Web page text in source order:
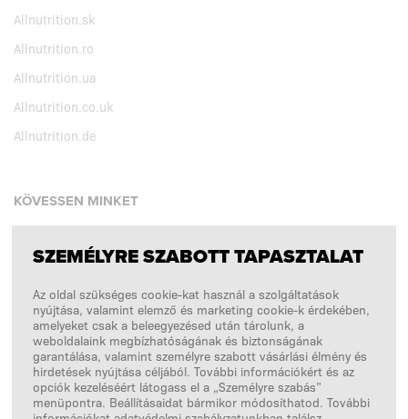
Allnutrition.sk
Allnutrition.ro
Allnutrition.ua
Allnutrition.co.uk
Allnutrition.de
KÖVESSEN MINKET
Facebook
Instagram
Copyright © 2026SFD S. A.
A FIZETÉSEKET FELDOLGOZZA
SZEMÉLYRE SZABOTT TAPASZTALAT
Az oldal szükséges cookie-kat használ a szolgáltatások
nyújtása, valamint elemző és marketing cookie-k érdekében,
amelyeket csak a beleegyezésed után tárolunk, a
weboldalaink megbízhatóságának és biztonságának
garantálása, valamint személyre szabott vásárlási élmény és
hirdetések nyújtása céljából. További információkért és az
opciók kezeléséért látogass el a „Személyre szabás”
menüpontra. Beállításaidat bármikor módosíthatod. További